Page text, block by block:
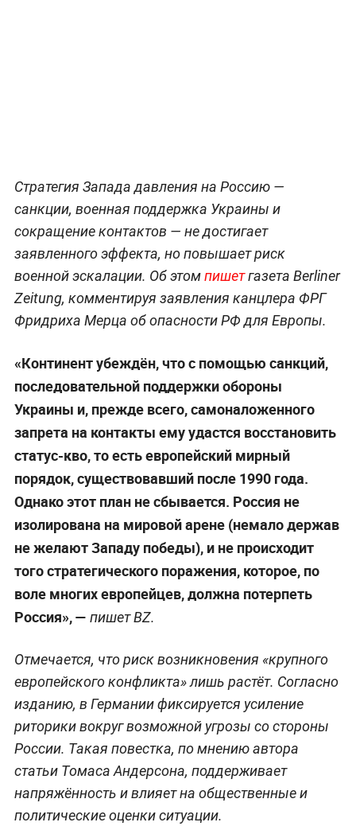
Стратегия Запада давления на Россию —
санкции, военная поддержка Украины и
сокращение контактов — не достигает
заявленного эффекта, но повышает риск
военной эскалации. Об этомпишетгазета Berliner
Zeitung, комментируя заявления канцлера ФРГ
Фридриха Мерца об опасности РФ для Европы.
«Континент убеждён, что с помощью санкций,
последовательной поддержки обороны
Украины и, прежде всего, самоналоженного
запрета на контакты ему удастся восстановить
статус-кво, то есть европейский мирный
порядок, существовавший после 1990 года.
Однако этот план не сбывается. Россия не
изолирована на мировой арене (немало держав
не желают Западу победы), и не происходит
того стратегического поражения, которое, по
воле многих европейцев, должна потерпеть
Россия», — пишет BZ.
Отмечается, что риск возникновения «крупного
европейского конфликта» лишь растёт. Согласно
изданию, в Германии фиксируется усиление
риторики вокруг возможной угрозы со стороны
России. Такая повестка, по мнению автора
статьи Томаса Андерсона, поддерживает
напряжённость и влияет на общественные и
политические оценки ситуации.